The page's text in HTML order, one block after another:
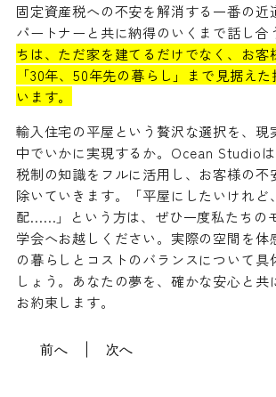
固定資産税への不安を解消する一番の近
パートナーと共に納得のいくまで話し合
ちは、ただ家を建てるだけでなく、お客
「30年、50年先の暮らし」まで見据え
います。
輸入住宅の平屋という贅沢な選択を、現
中でいかに実現するか。Ocean Studioは
税制の知識をフルに活用し、お客様の不
除いていきます。「平屋にしたいけれど
配……」という方は、ぜひ一度私たちの
学会へお越しください。実際の空間を体
の暮らしとコストのバランスについて具
しょう。あなたの夢を、確かな安心と共
お約束します。
前へ 次へ